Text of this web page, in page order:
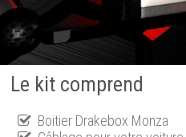
Le kit comprend
Boitier Drakebox Monza